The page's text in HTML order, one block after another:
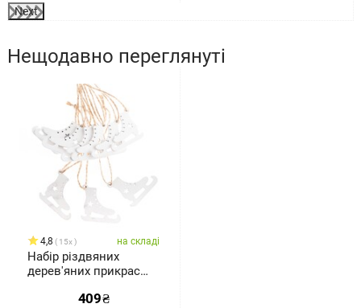
Next
Нещодавно переглянуті
4,8 15x на складі
Набір різдвяних
дерев'яних прикрас
409₴